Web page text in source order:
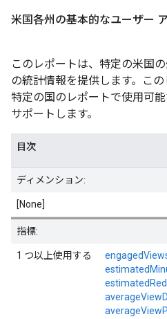
米国各州の基本的なユーザー
このレポートは、特定の米国
の統計情報を提供します。こ
特定の国のレポートで使用可
サポートします。
目次
ディメンション:
[None]
指標:
1 つ以上使用する